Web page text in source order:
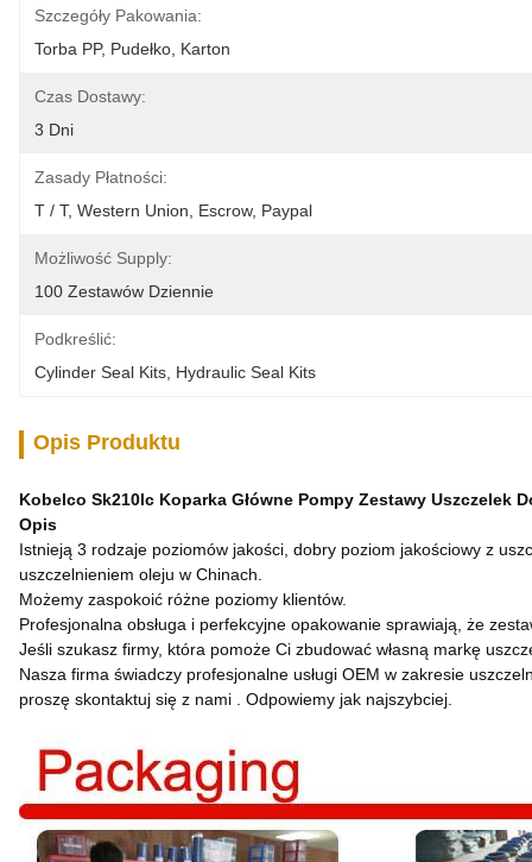
Szczegóły Pakowania:
Torba PP, Pudełko, Karton
Czas Dostawy:
3 Dni
Zasady Płatności:
T / T, Western Union, Escrow, Paypal
Możliwość Supply:
100 Zestawów Dziennie
Podkreślić:
Cylinder Seal Kits Hydraulic Seal Kits
Opis Produktu
Kobelco Sk210lc Koparka Główne Pompy Zestawy Uszczelek
Opis
Istnieją 3 rodzaje poziomów jakości, dobry poziom jakościowy z
uszczelnieniem oleju w Chinach.
Możemy zaspokoić różne poziomy klientów.
Profesjonalna obsługa i perfekcyjne opakowanie sprawiają, że
Jeśli szukasz firmy, która pomoże Ci zbudować własną markę
Nasza firma świadczy profesjonalne usługi OEM w zakresie
proszę skontaktuj się z nami . Odpowiemy jak najszybciej.